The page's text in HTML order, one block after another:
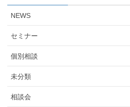
NEWS
セミナー
個別相談
未分類
相談会